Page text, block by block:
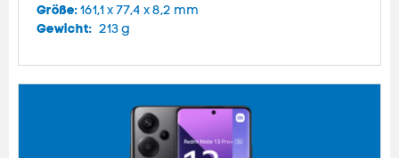
Größe:161,1 x 77,4 x 8,2 mm
Gewicht: 213 g